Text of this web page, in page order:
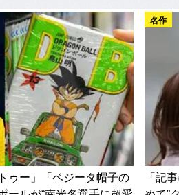
ゥー」「ベジータ帽子の
名作
「記